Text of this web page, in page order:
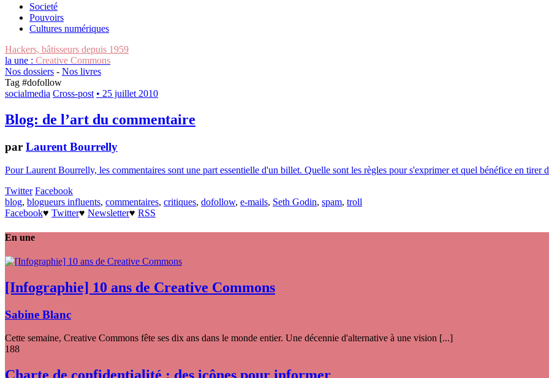
Societé
Pouvoirs
Cultures numériques
Hackers, bâtisseurs depuis 1959
la une : Creative Commons
Nos dossiers - Nos livres
Tag #dofollow
socialmedia Cross-post • 25 juillet 2010
Blog: de l’art du commentaire
par Laurent Bourrelly
Pour Laurent Bourrelly, les commentaires sont une part essentielle d'un billet. Quelle sont les règles pour s'exprimer et quel bénéfice en tirer
Twitter Facebook
blog, blogueurs influents, commentaires, critiques, dofollow, e-mails, Seth Godin, spam, troll
Facebook♥ Twitter♥ Newsletter♥ RSS
En une
[Infographie] 10 ans de Creative Commons
Sabine Blanc
Cette semaine, Creative Commons fête ses dix ans dans le monde entier. Une décennie d'alternative à une vision [...]
188